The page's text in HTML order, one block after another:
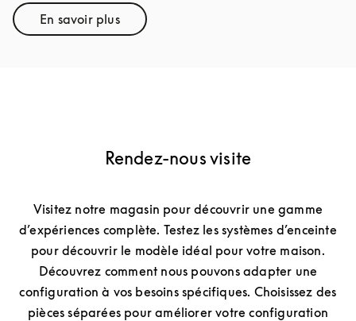
En savoir plusLink Opens in New Tab
Rendez-nous visite
Visitez notre magasin pour découvrir une gamme
d’expériences complète. Testez les systèmes d’enceinte
pour découvrir le modèle idéal pour votre maison.
Découvrez comment nous pouvons adapter une
configuration à vos besoins spécifiques. Choisissez des
pièces séparées pour améliorer votre configuration